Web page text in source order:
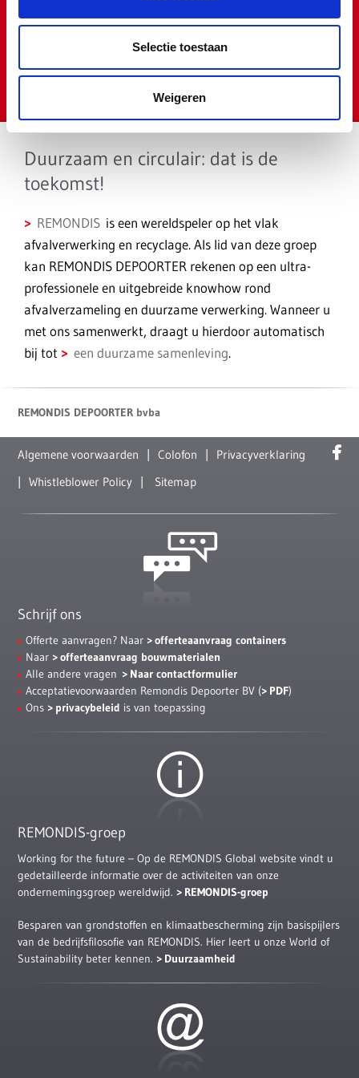
Selectie toestaan
Weigeren
Duurzaam en circulair: dat is de
toekomst!
REMONDIS is een wereldspeler op het vlak
afvalverwerking en recyclage. Als lid van deze groep
kan REMONDIS DEPOORTER rekenen op een ultra-
professionele en uitgebreide knowhow rond
afvalverzameling en duurzame verwerking. Wanneer u
met ons samenwerkt, draagt u hierdoor automatisch
bij tot
een duurzame samenleving.
REMONDIS DEPOORTER bvba
Algemene voorwaarden Colofon
Privacyverklaring
Whistleblower Policy
Sitemap
Schrijf ons
Offerte aanvragen? Naar
offerteaanvraag containers
Naar
offerteaanvraag bouwmaterialen
Alle andere vragen
Naar contactformulier
Acceptatievoorwaarden Remondis Depoorter BV (
PDF)
Ons
privacybeleid is van toepassing
REMONDIS-groep
Working for the future – Op de REMONDIS Global website vindt u
gedetailleerde informatie over de activiteiten van onze
ondernemingsgroep wereldwijd.
REMONDIS-groep
Besparen van grondstoffen en klimaatbescherming zijn basispijlers
van de bedrijfsfilosofie van REMONDIS. Hier leert u onze World of
Sustainability beter kennen.
Duurzaamheid